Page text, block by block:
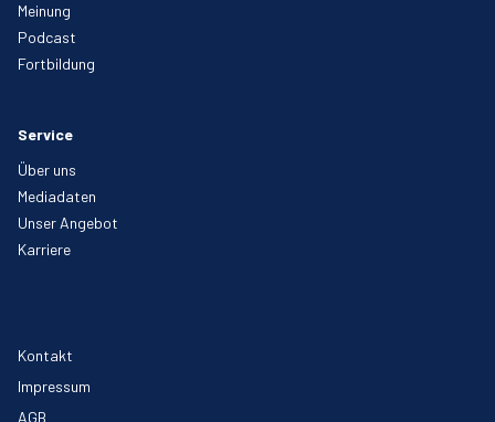
Meinung
Podcast
Fortbildung
Service
Über uns
Mediadaten
Unser Angebot
Karriere
Kontakt
Impressum
AGB